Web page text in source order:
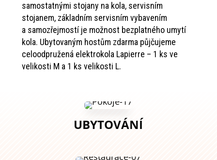
samostatnými stojany na kola, servisním
stojanem, základním servisním vybavením
a samozřejmostí je možnost bezplatného umytí
kola. Ubytovaným hostům zdarma půjčujeme
celoodpružená elektrokola Lapierre – 1 ks ve
velikosti M a 1 ks velikosti L.
UBYTOVÁNÍ